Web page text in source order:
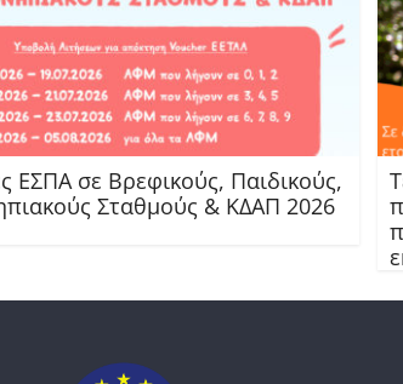
ΕΣΠΑ σε Βρεφικούς, Παιδικούς,
Σταθμούς & ΚΔΑΠ 2026